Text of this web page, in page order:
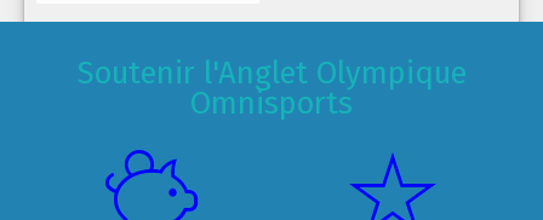
Soutenir l'Anglet Olympique
Omnisports